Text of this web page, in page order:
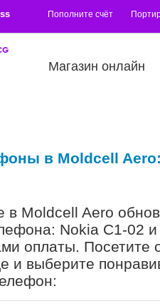
Пополните счёт
Магазин онлайн
в Moldcell Aero:
в Moldcell Aero
Nokia C1-02
оплаты. Посетите
и выберите